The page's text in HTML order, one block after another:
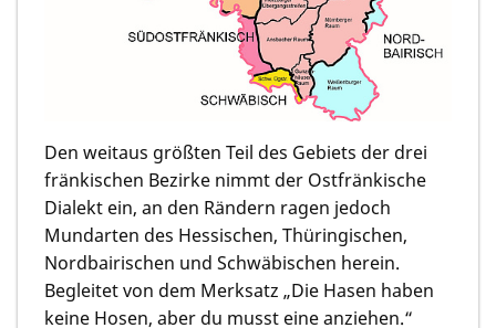
Den weitaus größten Teil des Gebiets der drei
fränkischen Bezirke nimmt der Ostfränkische
Dialekt ein, an den Rändern ragen jedoch
Mundarten des Hessischen, Thüringischen,
Nordbairischen und Schwäbischen herein.
Begleitet von dem Merksatz „Die Hasen haben
keine Hosen, aber du musst eine anziehen.“